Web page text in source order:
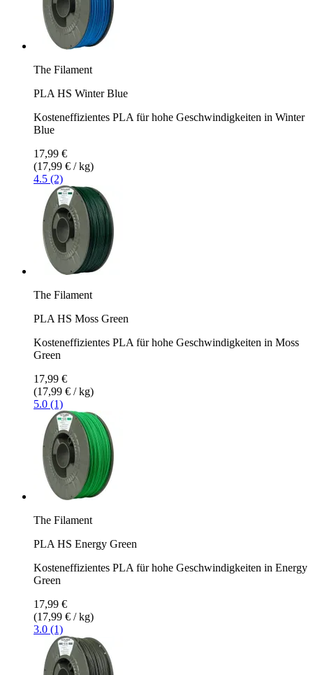
The Filament
PLA HS Winter Blue
Kosteneffizientes PLA für hohe Geschwindigkeiten in Winter
Blue
17,99 €
(17,99 € / kg)
4.5 (2)
The Filament
PLA HS Moss Green
Kosteneffizientes PLA für hohe Geschwindigkeiten in Moss
Green
17,99 €
(17,99 € / kg)
5.0 (1)
The Filament
PLA HS Energy Green
Kosteneffizientes PLA für hohe Geschwindigkeiten in Energy
Green
17,99 €
(17,99 € / kg)
3.0 (1)